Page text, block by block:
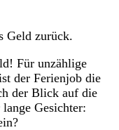
Geld zurück.
Für unzählige
der Ferienjob die
der Blick auf die
Gesichter: